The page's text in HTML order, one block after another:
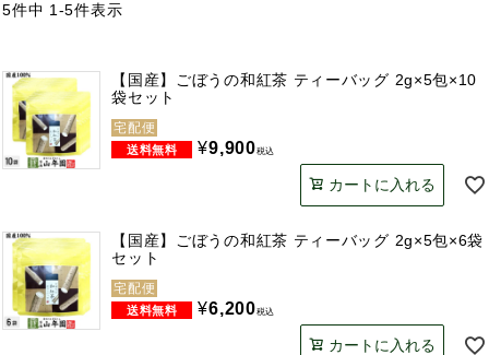
5件中 1-5件表示
【国産】ごぼうの和紅茶 ティーバッグ 2g×5包×10
袋セット
宅配便
¥9,900税込
カートに入れる
【国産】ごぼうの和紅茶 ティーバッグ 2g×5包×6袋
セット
宅配便
¥6,200税込
カートに入れる